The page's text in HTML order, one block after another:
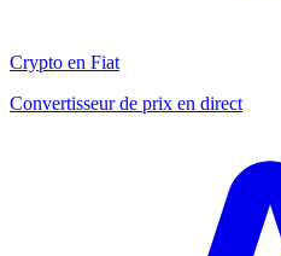
Crypto en Fiat
Convertisseur de prix en direct